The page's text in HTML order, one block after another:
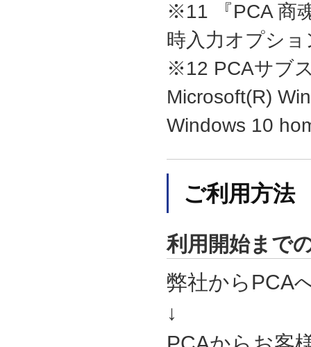
※11 『PCA 商
時入力オプシ
※12 PCAサブ
Microsoft(R)
Windows 10
ご利用方法
利用開始まで
弊社からPCA
↓